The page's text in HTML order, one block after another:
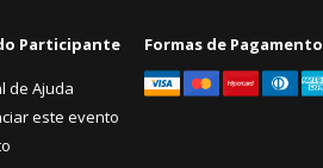
Participante
de Ajuda
este evento
Formas de Pagamento